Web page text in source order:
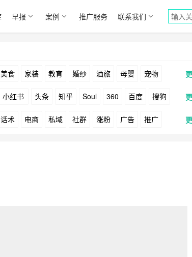
早报 案例 推广服务 联系我们
美食 家装 教育 婚纱 酒旅 母婴 宠物
小红书 头条 知乎 Soul 360 百度 搜狗
Tiktok YouTube Yahoo Bing
话术 电商 私域 社群 涨粉 广告 推广